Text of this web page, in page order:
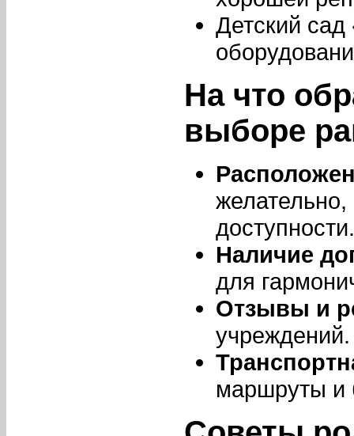
Детский
На что
выборе
доступности.
Наличие
для
Отзывы и
учреждений.
маршруты и